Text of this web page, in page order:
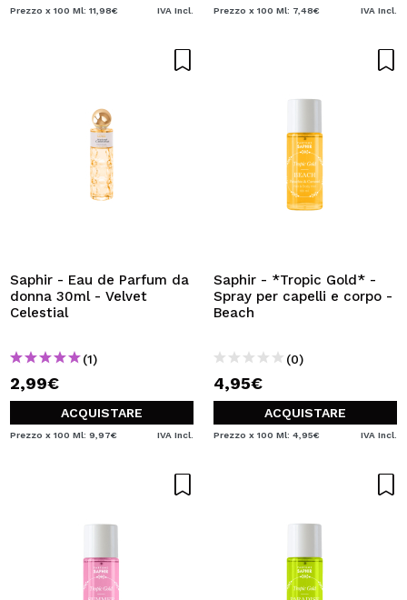
Prezzo x 100 Ml: 11,98€ IVA Incl. Prezzo x 100 Ml: 7,48€ IVA Incl.
Saphir - Eau de Parfum da
donna 30ml - Velvet
Celestial
(1)
2,99€
ACQUISTARE
Prezzo x 100 Ml: 9,97€ IVA Incl.
Saphir - *Tropic Gold* -
Spray per capelli e corpo -
Beach
(0)
4,95€
ACQUISTARE
Prezzo x 100 Ml: 4,95€ IVA Incl.